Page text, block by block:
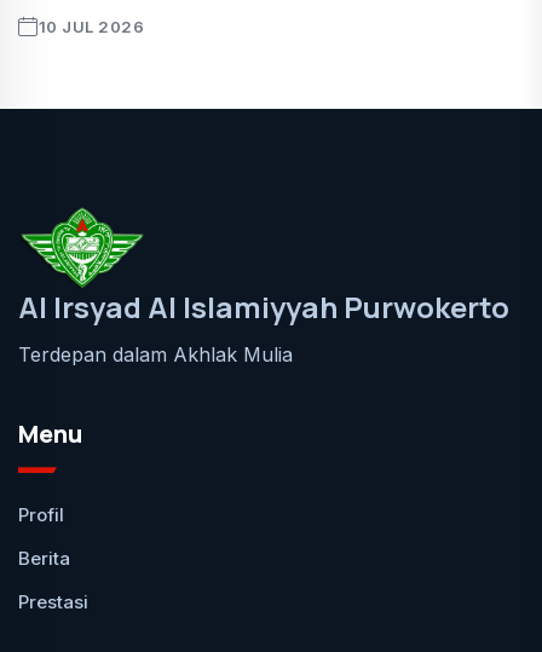
10 JUL 2026
Al Irsyad Al Islamiyyah Purwokerto
Terdepan dalam Akhlak Mulia
Menu
Profil
Berita
Prestasi